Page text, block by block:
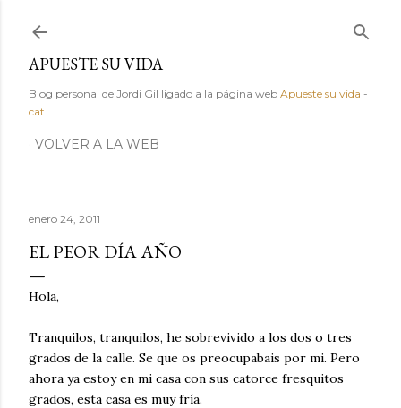
APUESTE SU VIDA
Blog personal de Jordi Gil ligado a la página web Apueste su vida -
cat
VOLVER A LA WEB
enero 24, 2011
EL PEOR DÍA AÑO
Hola,
Tranquilos, tranquilos, he sobrevivido a los dos o tres
grados de la calle. Se que os preocupabais por mi. Pero
ahora ya estoy en mi casa con sus catorce fresquitos
grados, esta casa es muy fría.